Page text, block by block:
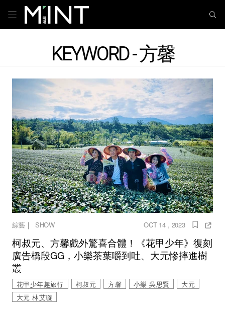
KEYWORD - 方馨
綜藝｜ SHOW OCT 14 , 2023
柯叔元、方馨戲外驚喜合體！《花甲少年》復刻
廣告橋段GG，小樂茶葉嚼到吐、大元慘摔進樹
叢
花甲少年趣旅行 柯叔元 方馨 小樂 吳思賢
大元
大元 林艾璇